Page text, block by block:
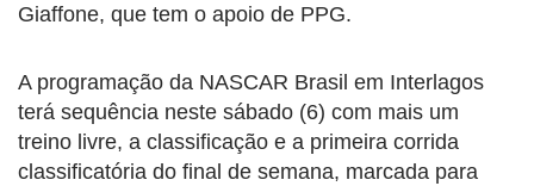
Giaffone, que tem o apoio de PPG.
A programação da NASCAR Brasil em Interlagos
terá sequência neste sábado (6) com mais um
treino livre, a classificação e a primeira corrida
classificatória do final de semana, marcada para